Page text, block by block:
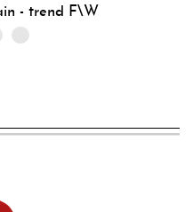
- trend F\W